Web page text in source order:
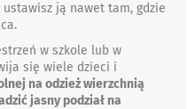
ją nawet tam, gdzie
w szkole lub w
się wiele dzieci i
na odzież wierzchnią
jasny podział na